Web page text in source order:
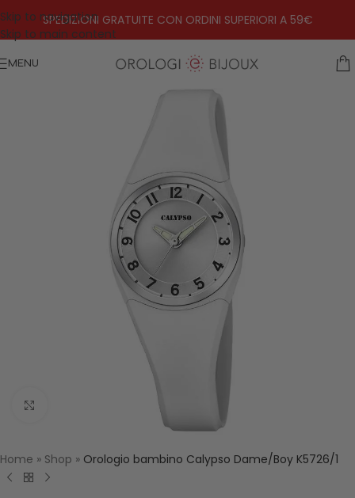
Skip to navigation
Skip to main content
SPEDIZIONI GRATUITE CON ORDINI SUPERIORI A 59€
MENU
Home » Shop » Orologio bambino Calypso Dame/Boy K5726/1